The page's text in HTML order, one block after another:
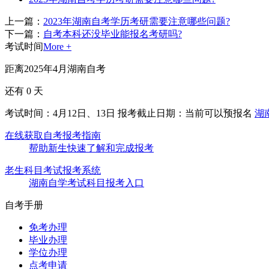
上一篇： 2023年湖南自考学历考研需要注意哪些问题?
下一篇： 自考本科还没毕业能报名考研吗?
考试时间More +
距离2025年4月湖南自考
还有 0 天
考试时间：4月12日、13日 报考截止日期：当前可以预报名 湖
在线获取自考报考指南
帮助新生快速了解和完成报考
老生科目考试报考系统
湖南自学考试科目报考入口
自考手册
免考办理
毕业办理
学位办理
点考申请